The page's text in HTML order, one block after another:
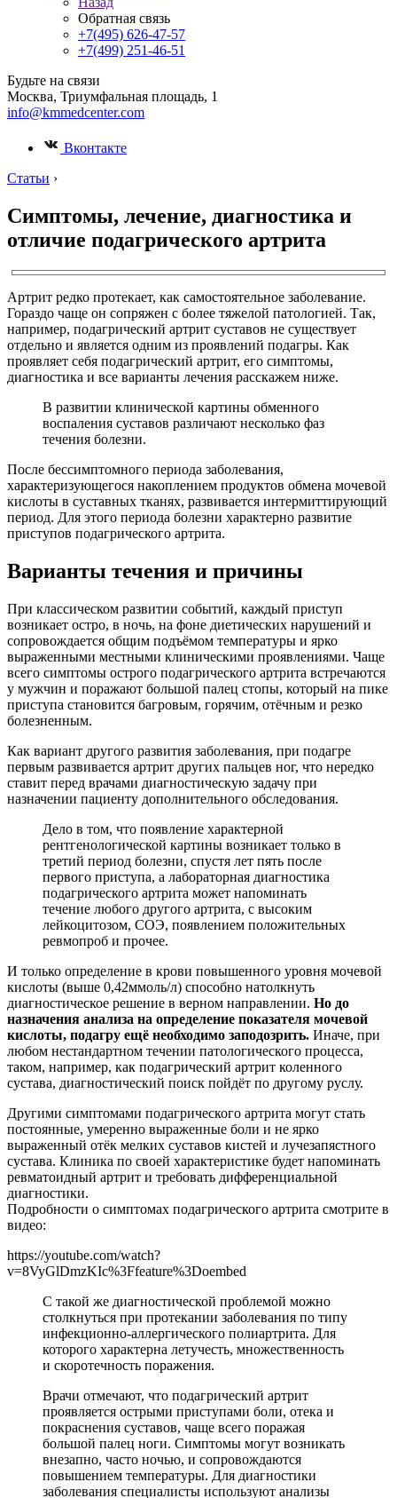
Обратная связь
+7(495) 626-47-57
+7(499) 251-46-51
Будьте на связи
Москва, Триумфальная площадь, 1
info@kmmedcenter.com
Вконтакте
Статьи ›
Симптомы, лечение, диагностика и
отличие подагрического артрита
Артрит редко протекает, как самостоятельное заболевание.
Гораздо чаще он сопряжен с более тяжелой патологией. Так,
например, подагрический артрит суставов не существует
отдельно и является одним из проявлений подагры. Как
проявляет себя подагрический артрит, его симптомы,
диагностика и все варианты лечения расскажем ниже.
В развитии клинической картины обменного
воспаления суставов различают несколько фаз
течения болезни.
После бессимптомного периода заболевания,
характеризующегося накоплением продуктов обмена мочевой
кислоты в суставных тканях, развивается интермиттирующий
период. Для этого периода болезни характерно развитие
приступов подагрического артрита.
Варианты течения и причины
При классическом развитии событий, каждый приступ
возникает остро, в ночь, на фоне диетических нарушений и
сопровождается общим подъёмом температуры и ярко
выраженными местными клиническими проявлениями. Чаще
всего симптомы острого подагрического артрита встречаются
у мужчин и поражают большой палец стопы, который на пике
приступа становится багровым, горячим, отёчным и резко
болезненным.
Как вариант другого развития заболевания, при подагре
первым развивается артрит других пальцев ног, что нередко
ставит перед врачами диагностическую задачу при
назначении пациенту дополнительного обследования.
Дело в том, что появление характерной
рентгенологической картины возникает только в
третий период болезни, спустя лет пять после
первого приступа, а лабораторная диагностика
подагрического артрита может напоминать
течение любого другого артрита, с высоким
лейкоцитозом, СОЭ, появлением положительных
ревмопроб и прочее.
И только определение в крови повышенного уровня мочевой
кислоты (выше 0,42ммоль/л) способно натолкнуть
диагностическое решение в верном направлении. Но до
назначения анализа на определение показателя мочевой
кислоты, подагру ещё необходимо заподозрить. Иначе, при
любом нестандартном течении патологического процесса,
таком, например, как подагрический артрит коленного
сустава, диагностический поиск пойдёт по другому руслу.
Другими симптомами подагрического артрита могут стать
постоянные, умеренно выраженные боли и не ярко
выраженный отёк мелких суставов кистей и лучезапястного
сустава. Клиника по своей характеристике будет напоминать
ревматоидный артрит и требовать дифференциальной
диагностики.
Подробности о симптомах подагрического артрита смотрите в
видео:
https://youtube.com/watch?
v=8VyGlDmzKIc%3Ffeature%3Doembed
С такой же диагностической проблемой можно
столкнуться при протекании заболевания по типу
инфекционно-аллергического полиартрита. Для
которого характерна летучесть, множественность
и скоротечность поражения.
Врачи отмечают, что подагрический артрит
проявляется острыми приступами боли, отека и
покраснения суставов, чаще всего поражая
большой палец ноги. Симптомы могут возникать
внезапно, часто ночью, и сопровождаются
повышением температуры. Для диагностики
заболевания специалисты используют анализы